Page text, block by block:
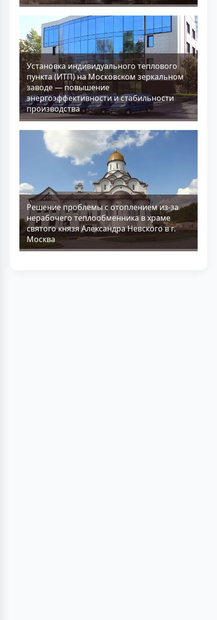
Установка индивидуального теплового
пункта (ИТП) на Московском зеркальном
заводе — повышение
энергоэффективности и стабильности
производства
Решение проблемы с отоплением из-за
нерабочего теплообменника в храме
святого князя Александра Невского в г.
Москва